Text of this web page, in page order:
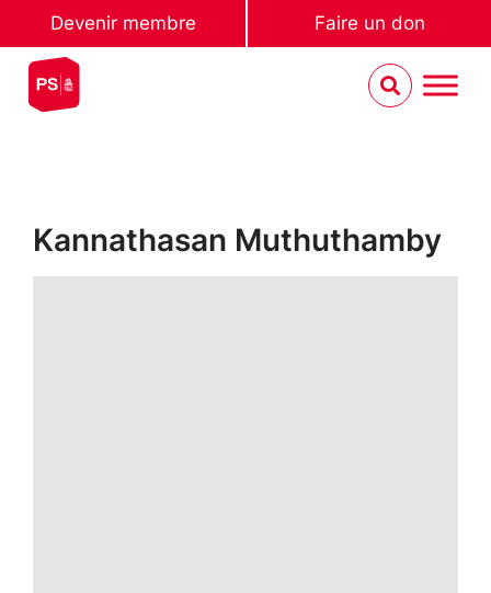
Devenir membre Faire un don
Kannathasan Muthuthamby